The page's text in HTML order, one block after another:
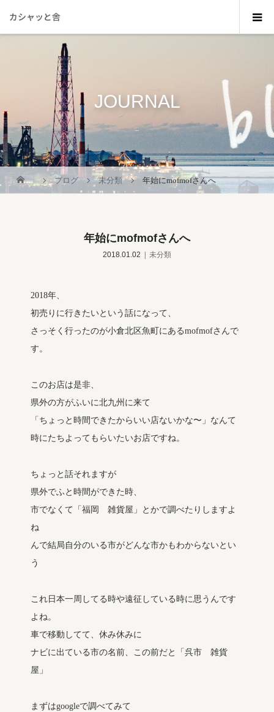
カシャッと舎
JOURNAL
_
ブログ 未分類 年始にmofmofさんへ
年始にmofmofさんへ
2018.01.02 未分類
2018年、
初売りに行きたいという話になって、
さっそく行ったのが小倉北区魚町にあるmofmofさんで
す。
このお店は是非、
県外の方がふいに北九州に来て
「ちょっと時間できたからいい店ないかな〜」なんて
時にたちよってもらいたいお店ですね。
ちょっと話それますが
県外でふと時間ができた時、
市でなくて「福岡 雑貨屋」とかで調べたりしますよ
ね
んで結局自分のいる市がどんな市かもわからないとい
う
これ日本一周してる時や遠征している時に思うんです
よね。
車で移動してて、休み休みに
ナビに出ている市の名前、この前だと「呉市 雑貨
屋」
まずはgoogleで調べてみて